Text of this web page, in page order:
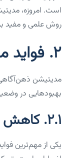
است. امروزه،
روش علمی و مفید
۲. فواید مدیتیشن ذهن‌آگاهی
مدیتیشن
بهبودهایی در
۲.۱. کاهش استرس و اضطراب
یکی از مهم‌ترین